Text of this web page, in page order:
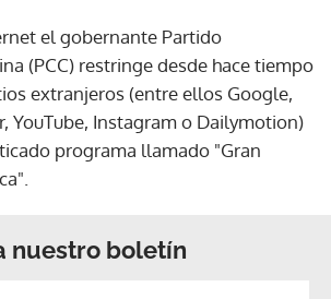
el gobernante Partido
(PCC) restringe desde hace tiempo
extranjeros (entre ellos Google,
YouTube, Instagram o Dailymotion)
programa llamado "Gran
nuestro boletín